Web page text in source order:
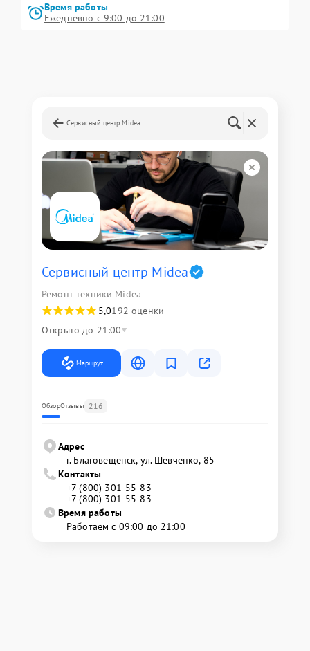
Время работы
Ежедневно с 9:00 до 21:00
Сервисный центр Midea
Сервисный центр Midea
Ремонт техники Midea
5,0192 оценки
Открыто до 21:00
Маршрут
ОбзорОтзывы 216
Адрес
г. Благовещенск, ул. Шевченко, 85
Контакты
+7 (800) 301-55-83
+7 (800) 301-55-83
Время работы
Работаем с 09:00 до 21:00